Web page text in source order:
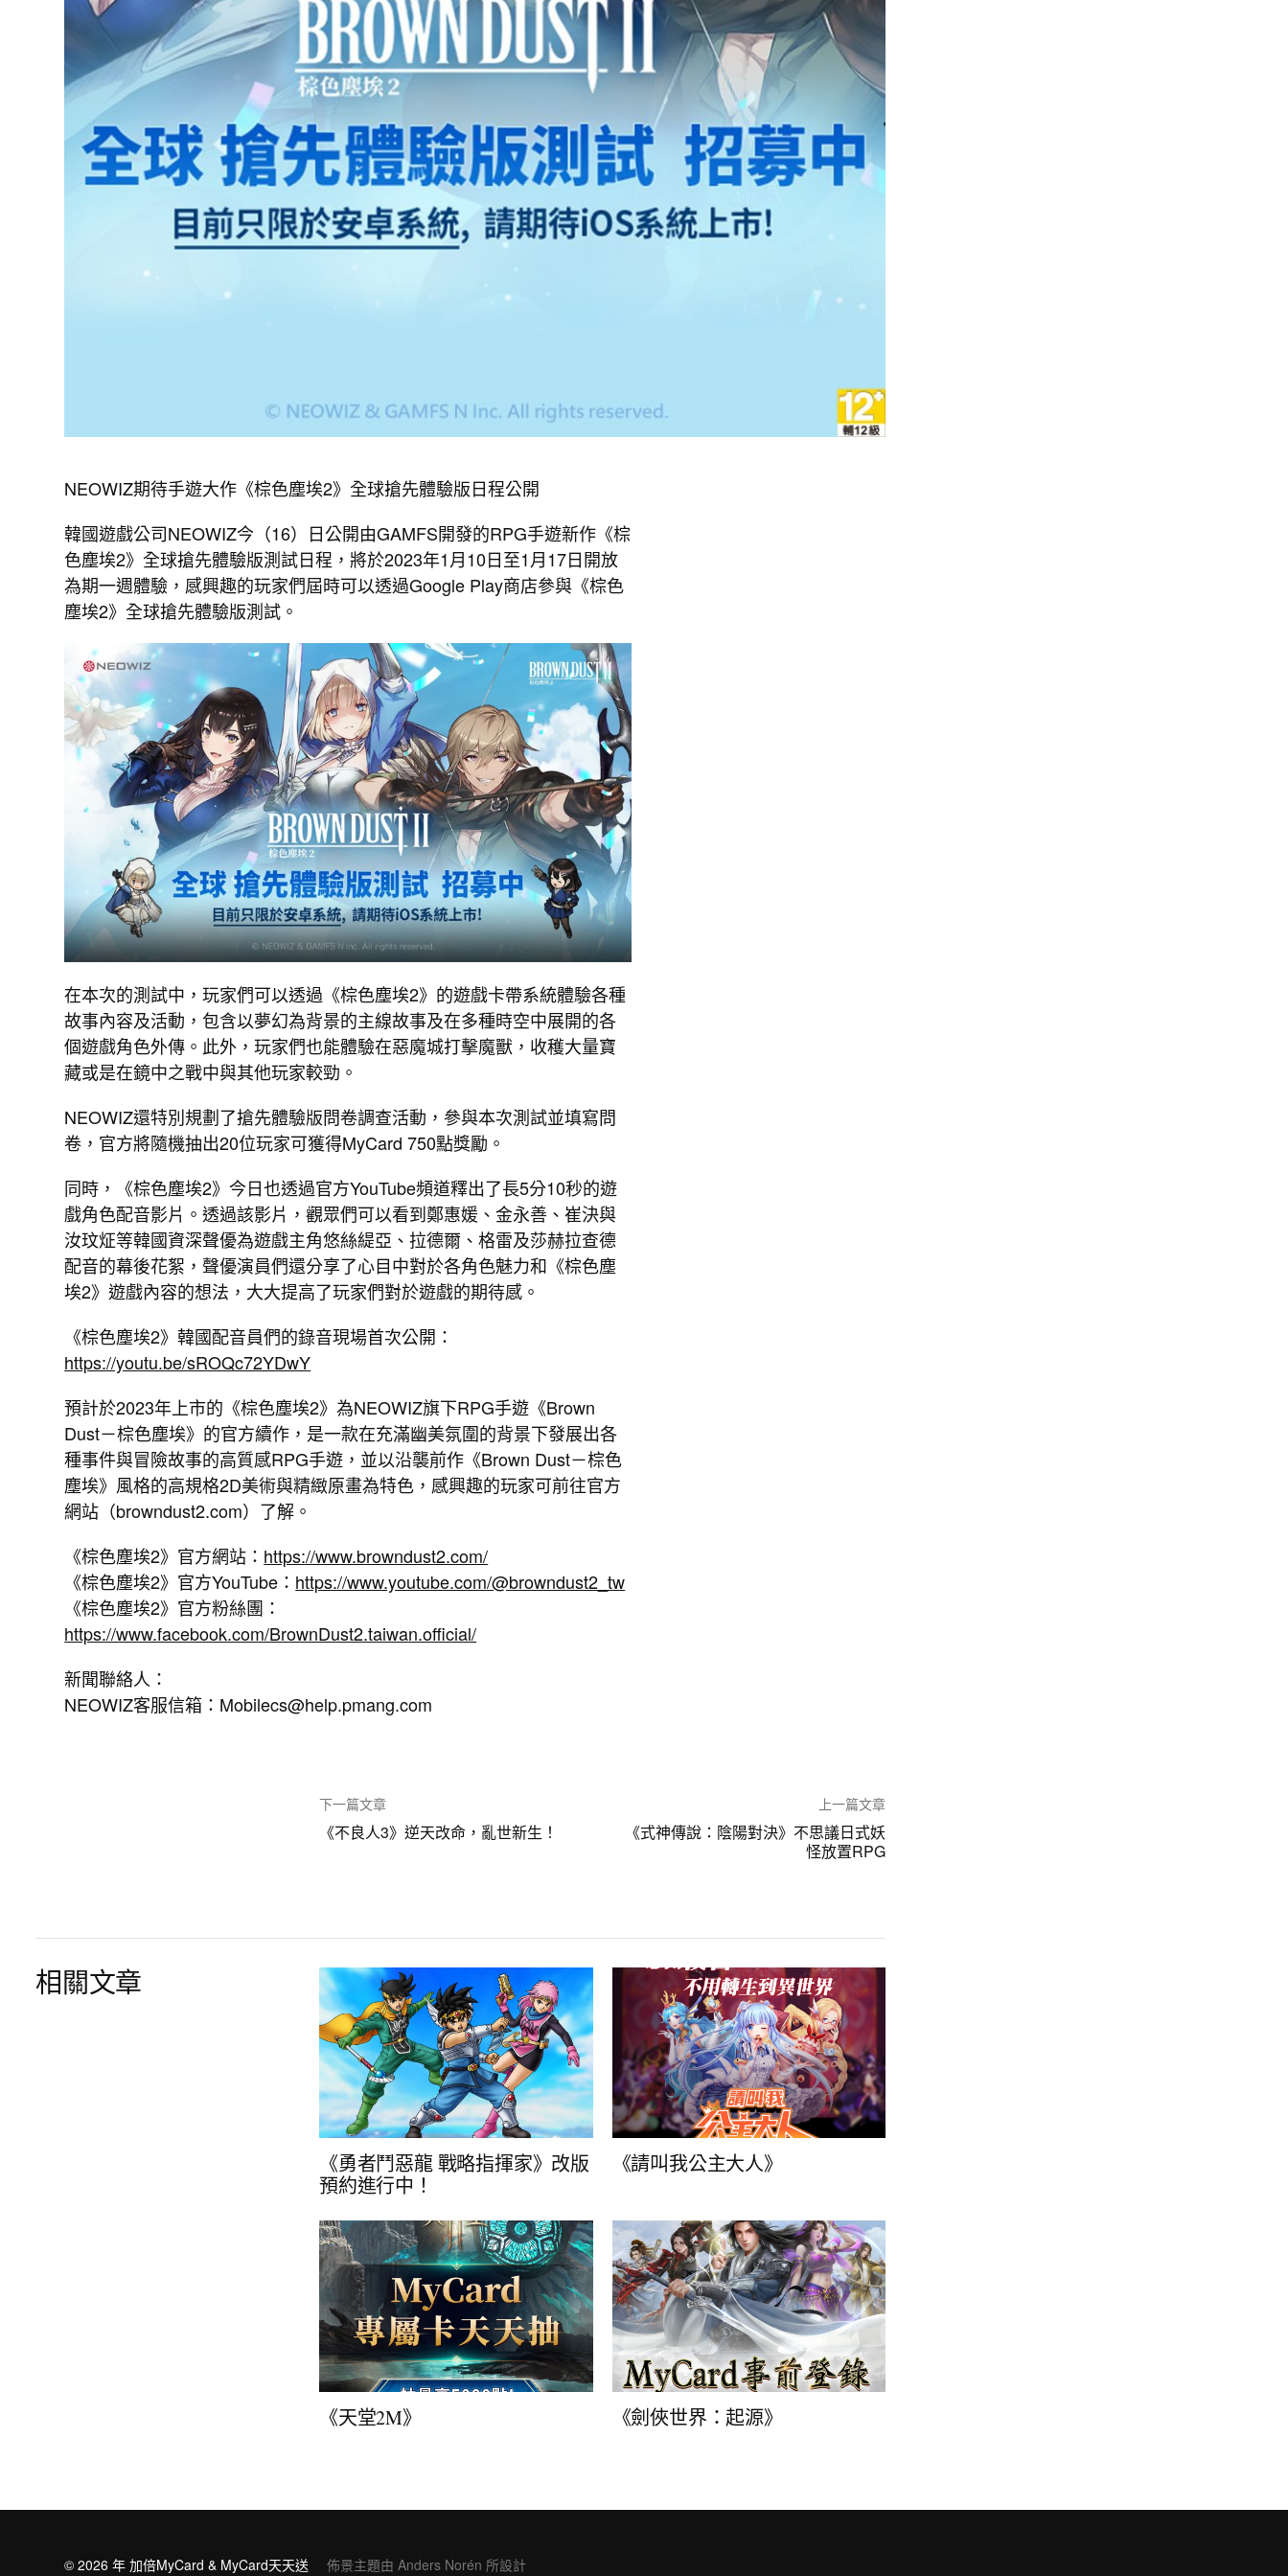
NEOWIZ期待手遊大作《棕色塵埃2》全球搶先體驗版日程公開
韓國遊戲公司NEOWIZ今（16）日公開由GAMFS開發的RPG手遊新作《棕
色塵埃2》全球搶先體驗版測試日程，將於2023年1月10日至1月17日開放
為期一週體驗，感興趣的玩家們屆時可以透過Google Play商店參與《棕色
塵埃2》全球搶先體驗版測試。
在本次的測試中，玩家們可以透過《棕色塵埃2》的遊戲卡帶系統體驗各種
故事內容及活動，包含以夢幻為背景的主線故事及在多種時空中展開的各
個遊戲角色外傳。此外，玩家們也能體驗在惡魔城打擊魔獸，收穫大量寶
藏或是在鏡中之戰中與其他玩家較勁。
NEOWIZ還特別規劃了搶先體驗版問卷調查活動，參與本次測試並填寫問
卷，官方將隨機抽出20位玩家可獲得MyCard 750點獎勵。
同時，《棕色塵埃2》今日也透過官方YouTube頻道釋出了長5分10秒的遊
戲角色配音影片。透過該影片，觀眾們可以看到鄭惠媛、金永善、崔決與
汝玟炡等韓國資深聲優為遊戲主角悠絲緹亞、拉德爾、格雷及莎赫拉查德
配音的幕後花絮，聲優演員們還分享了心目中對於各角色魅力和《棕色塵
埃2》遊戲內容的想法，大大提高了玩家們對於遊戲的期待感。
《棕色塵埃2》韓國配音員們的錄音現場首次公開：
https://youtu.be/sROQc72YDwY
預計於2023年上市的《棕色塵埃2》為NEOWIZ旗下RPG手遊《Brown
Dust－棕色塵埃》的官方續作，是一款在充滿幽美氛圍的背景下發展出各
種事件與冒險故事的高質感RPG手遊，並以沿襲前作《Brown Dust－棕色
塵埃》風格的高規格2D美術與精緻原畫為特色，感興趣的玩家可前往官方
網站（browndust2.com）了解。
《棕色塵埃2》官方網站： https://www.browndust2.com/
《棕色塵埃2》官方YouTube： https://www.youtube.com/@browndust2_tw
《棕色塵埃2》官方粉絲團：
https://www.facebook.com/BrownDust2.taiwan.official/
新聞聯絡人：
NEOWIZ客服信箱：Mobilecs@help.pmang.com
下一篇文章
《不良人3》逆天改命，亂世新生！
上一篇文章
《式神傳說：陰陽對決》不思議日式妖
怪放置RPG
相關文章
《勇者鬥惡龍 戰略指揮家》改版
預約進行中！
《請叫我公主大人》
《天堂2M》 《劍俠世界：起源》
© 2026 年加倍MyCard & MyCard天天送 佈景主題由Anders Norén 所設計